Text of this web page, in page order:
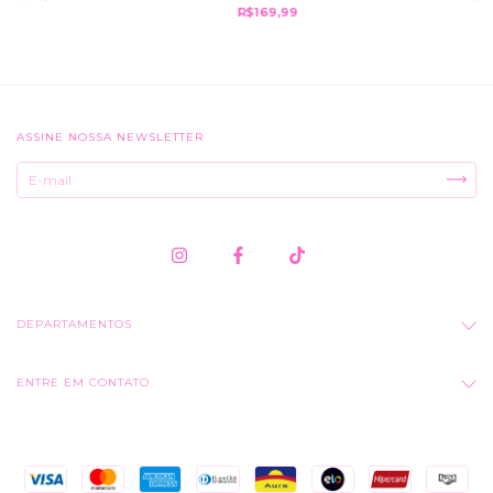
R$169,99
ASSINE NOSSA NEWSLETTER
DEPARTAMENTOS
ENTRE EM CONTATO